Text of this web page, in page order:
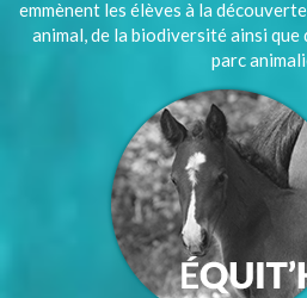
emmènent les élèves à la
animal, de la biodiversité ainsi que
parc